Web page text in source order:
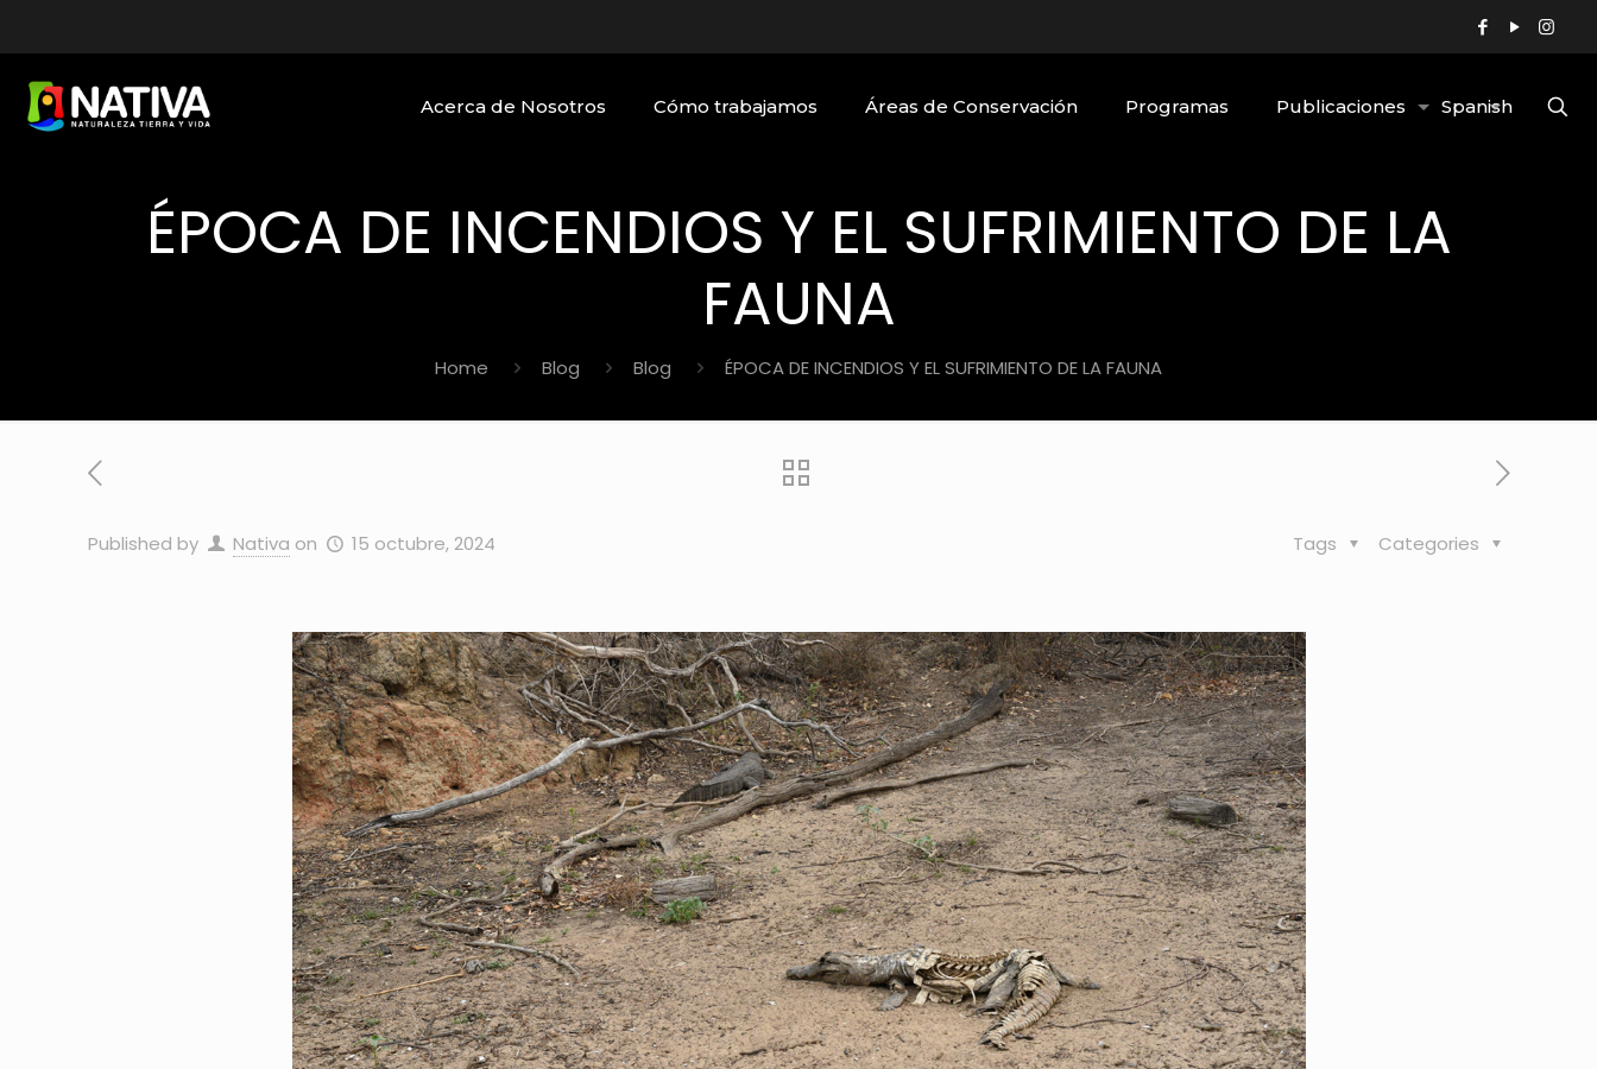
Acerca de Nosotros Cómo trabajamos Áreas de Conservación Programas Publicaciones Spanish
ÉPOCA DE INCENDIOS Y EL SUFRIMIENTO DE LA
FAUNA
Home Blog Blog ÉPOCA DE INCENDIOS Y EL SUFRIMIENTO DE LA FAUNA
Published by Nativa on 15 octubre, 2024 Categories
Tags